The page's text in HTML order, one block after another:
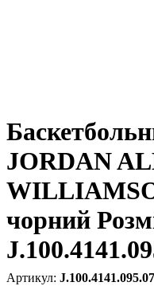
JORDAN
чорний
J.100.4141.095.07